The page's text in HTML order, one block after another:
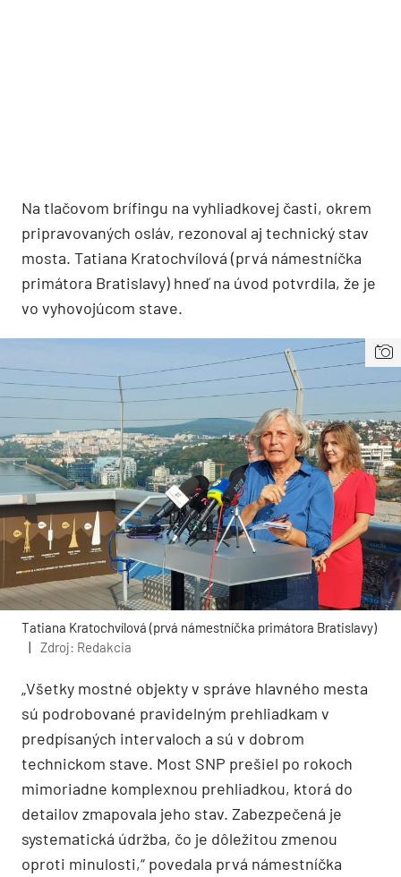
Na tlačovom brífingu na vyhliadkovej časti, okrem
pripravovaných osláv, rezonoval aj technický stav
mosta. Tatiana Kratochvílová (prvá námestníčka
primátora Bratislavy) hneď na úvod potvrdila, že je
vo vyhovojúcom stave.
Tatiana Kratochvílová (prvá námestníčka primátora Bratislavy)
|
Zdroj: Redakcia
„Všetky mostné objekty v správe hlavného mesta
sú podrobované pravidelným prehliadkam v
predpísaných intervaloch a sú v dobrom
technickom stave. Most SNP prešiel po rokoch
mimoriadne komplexnou prehliadkou, ktorá do
detailov zmapovala jeho stav. Zabezpečená je
systematická údržba, čo je dôležitou zmenou
oproti minulosti,“ povedala prvá námestníčka